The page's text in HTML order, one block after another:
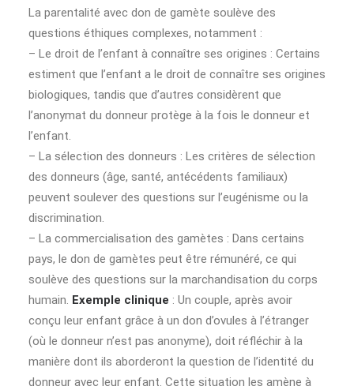
La parentalité avec don de gamète soulève des
questions éthiques complexes, notamment :
– Le droit de l’enfant à connaître ses origines : Certains
estiment que l’enfant a le droit de connaître ses origines
biologiques, tandis que d’autres considèrent que
l’anonymat du donneur protège à la fois le donneur et
l’enfant.
– La sélection des donneurs : Les critères de sélection
des donneurs (âge, santé, antécédents familiaux)
peuvent soulever des questions sur l’eugénisme ou la
discrimination.
– La commercialisation des gamètes : Dans certains
pays, le don de gamètes peut être rémunéré, ce qui
soulève des questions sur la marchandisation du corps
humain. Exemple clinique : Un couple, après avoir
conçu leur enfant grâce à un don d’ovules à l’étranger
(où le donneur n’est pas anonyme), doit réfléchir à la
manière dont ils aborderont la question de l’identité du
donneur avec leur enfant. Cette situation les amène à